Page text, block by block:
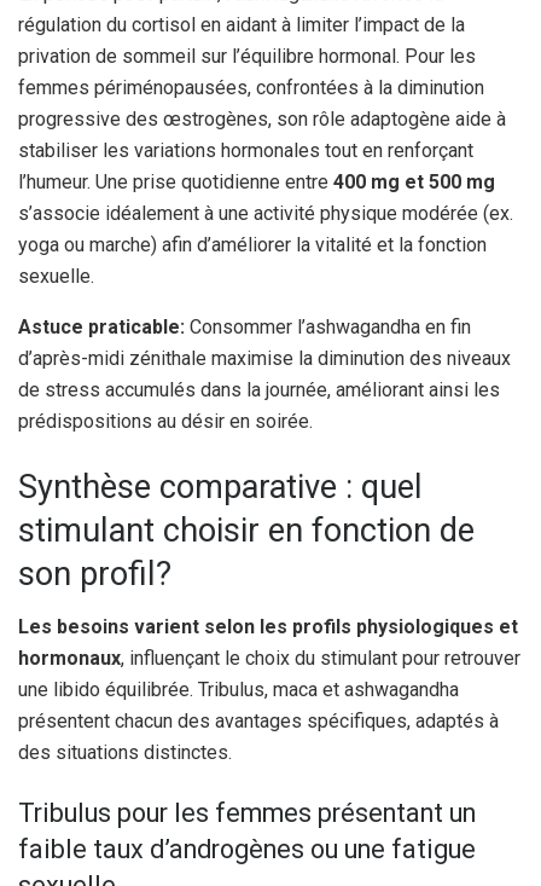
régulation du cortisol en aidant à limiter l’impact de la
privation de sommeil sur l’équilibre hormonal. Pour les
femmes périménopausées, confrontées à la diminution
progressive des œstrogènes, son rôle adaptogène aide à
stabiliser les variations hormonales tout en renforçant
l’humeur. Une prise quotidienne entre 400 mg et 500 mg
s’associe idéalement à une activité physique modérée (ex.
yoga ou marche) afin d’améliorer la vitalité et la fonction
sexuelle.
Astuce praticable: Consommer l’ashwagandha en fin
d’après-midi zénithale maximise la diminution des niveaux
de stress accumulés dans la journée, améliorant ainsi les
prédispositions au désir en soirée.
Synthèse comparative : quel
stimulant choisir en fonction de
son profil?
Les besoins varient selon les profils physiologiques et
hormonaux, influençant le choix du stimulant pour retrouver
une libido équilibrée. Tribulus, maca et ashwagandha
présentent chacun des avantages spécifiques, adaptés à
des situations distinctes.
Tribulus pour les femmes présentant un
faible taux d’androgènes ou une fatigue